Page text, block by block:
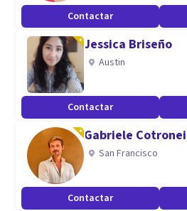
Contactar
Jessica Briseño
Austin
Contactar
Gabriele Cotronei
San Francisco
Contactar